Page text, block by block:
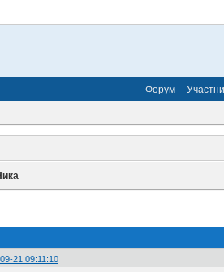
Форум
21 09:11:10